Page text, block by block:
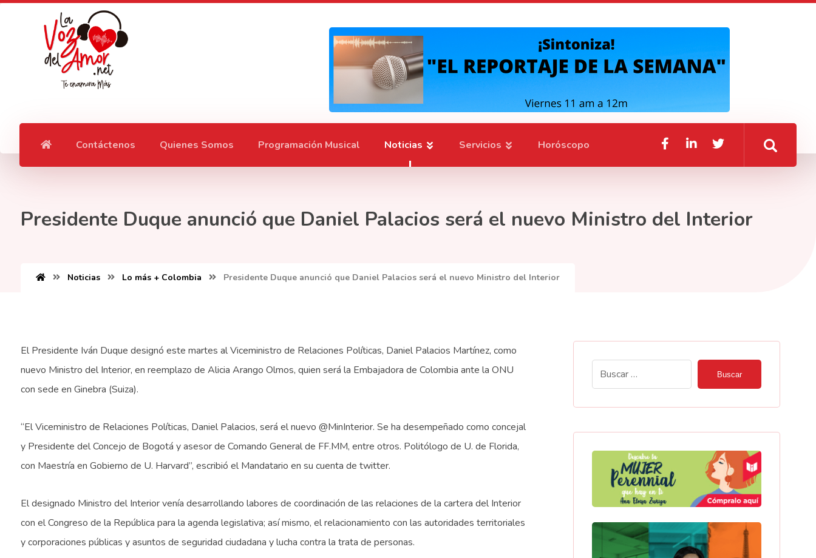
Contáctenos Quienes Somos Programación Musical Noticias Servicios Horóscopo
Presidente Duque anunció que Daniel Palacios será el nuevo Ministro del Interior
Noticias Lo más + Colombia Presidente Duque anunció que Daniel Palacios será el nuevo Ministro del Interior
El Presidente Iván Duque designó este martes al Viceministro de Relaciones Políticas, Daniel Palacios Martínez, como
nuevo Ministro del Interior, en reemplazo de Alicia Arango Olmos, quien será la Embajadora de Colombia ante la ONU
con sede en Ginebra (Suiza).
“El Viceministro de Relaciones Políticas, Daniel Palacios, será el nuevo @MinInterior. Se ha desempeñado como concejal
y Presidente del Concejo de Bogotá y asesor de Comando General de FF.MM, entre otros. Politólogo de U. de Florida,
con Maestría en Gobierno de U. Harvard”, escribió el Mandatario en su cuenta de twitter.
El designado Ministro del Interior venía desarrollando labores de coordinación de las relaciones de la cartera del Interior
con el Congreso de la República para la agenda legislativa; así mismo, el relacionamiento con las autoridades territoriales
y corporaciones públicas y asuntos de seguridad ciudadana y lucha contra la trata de personas.
Buscar